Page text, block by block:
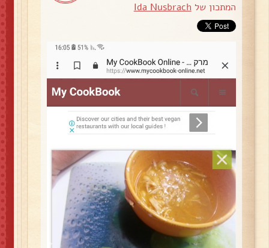
המתכון של Ida Nusbrach